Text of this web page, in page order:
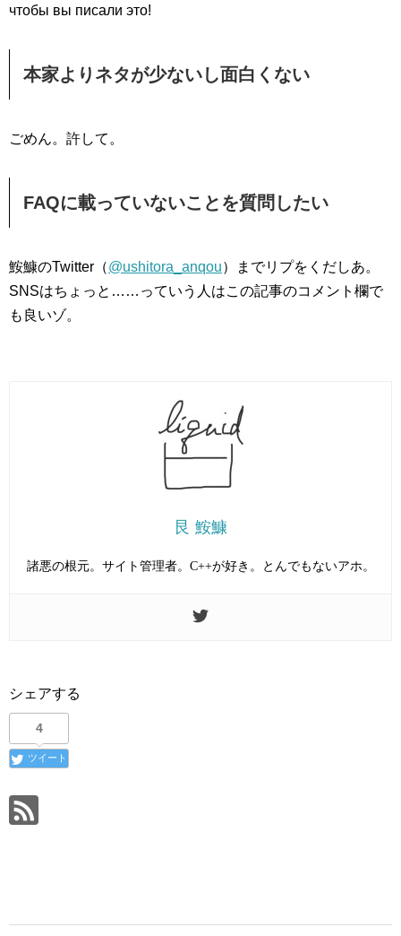
чтобы вы писали это!
本家よりネタが少ないし面白くない
ごめん。許して。
FAQに載っていないことを質問したい
鮟鱇のTwitter（@ushitora_anqou）までリプをくだしあ。
SNSはちょっと……っていう人はこの記事のコメント欄で
も良いゾ。
艮 鮟鱇
諸悪の根元。サイト管理者。C++が好き。とんでもないアホ。
シェアする
4
ツイート